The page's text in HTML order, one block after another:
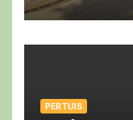
PERTUIS